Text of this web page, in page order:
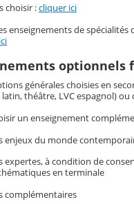
choisir :cliquer ici
enseignements de spécialités
optionnels
générales choisies en
théâtre, LVC espagnol) ou
un enseignement
enjeux du monde
expertes, à condition de
en terminale
complémentaires